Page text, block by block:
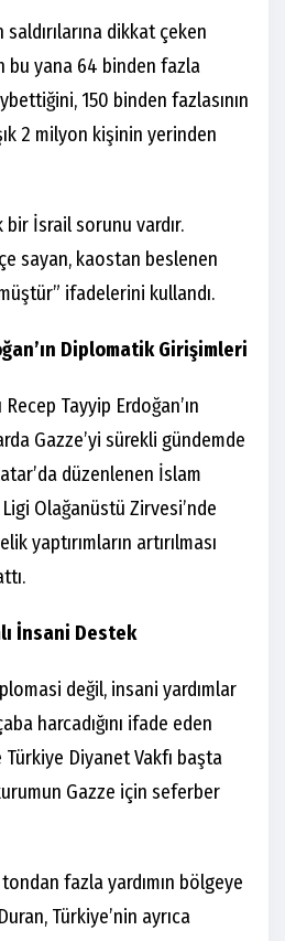
saldırılarına dikkat çeken
bu yana 64 binden fazla
150 binden fazlasının
2 milyon kişinin yerinden
bir İsrail sorunu vardır.
sayan, kaostan beslenen
ifadelerini kullandı.
Diplomatik Girişimleri
Tayyip Erdoğan’ın
Gazze’yi sürekli gündemde
düzenlenen İslam
Olağanüstü Zirvesi’nde
yaptırımların artırılması
İnsani Destek
değil, insani yardımlar
harcadığını ifade eden
Türkiye Diyanet Vakfı başta
Gazze için seferber
fazla yardımın bölgeye
Türkiye’nin ayrıca